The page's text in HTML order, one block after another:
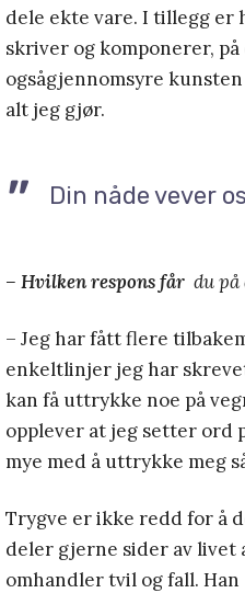
dele ekte vare. I tillegg er
skriver og komponerer,
ogsågjennomsyre
alt jeg gjør.
Din nåde vever
– Hvilken respons får du på
– Jeg har fått flere
enkeltlinjer jeg har
kan få uttrykke noe på
opplever at jeg setter ord
mye med å uttrykke meg
Trygve er ikke redd for å
deler gjerne sider av livet
omhandler tvil og fall. Han